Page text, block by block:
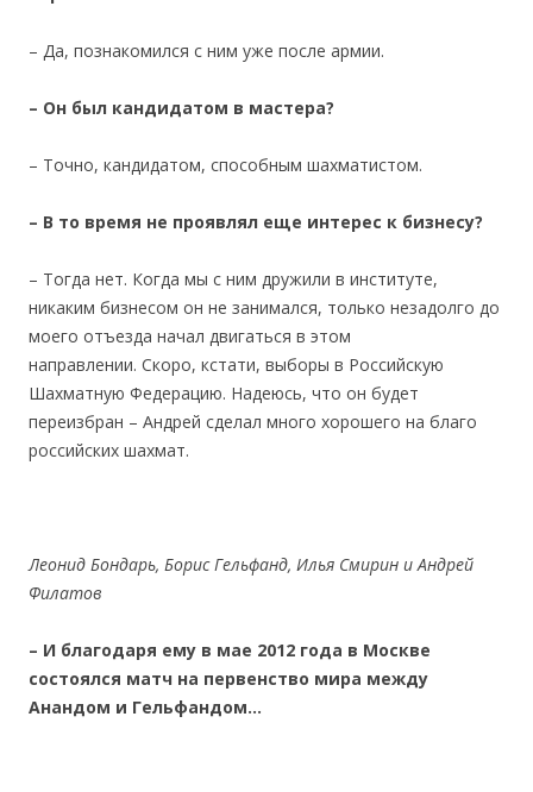
– Да, познакомился с ним уже после армии.
– Он был кандидатом в мастера?
– Точно, кандидатом, способным шахматистом.
– В то время не проявлял еще интерес к бизнесу?
– Тогда нет. Когда мы с ним дружили в институте,
никаким бизнесом он не занимался, только незадолго до
моего отъезда начал двигаться в этом
направлении. Скоро, кстати, выборы в Российскую
Шахматную Федерацию. Надеюсь, что он будет
переизбран – Андрей сделал много хорошего на благо
российских шахмат.
Леонид Бондарь, Борис Гельфанд, Илья Смирин и Андрей
Филатов
– И благодаря ему в мае 2012 года в Москве
состоялся матч на первенство мира между
Анандом и Гельфандом…